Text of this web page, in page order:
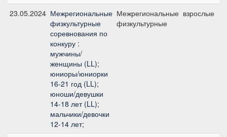
23.05.2024 Межрегиональные
физкультурные
соревнования по
конкуру :
мужчины/
женщины (LL);
юниоры/юниорки
16-21 год (LL);
юноши/девушки
14-18 лет (LL);
мальчики/девочки
12-14 лет;
Межрегиональные
физкультурные
взрослые